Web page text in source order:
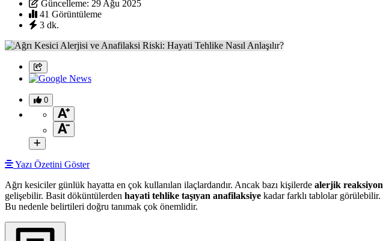
Güncelleme: 29 Ağu 2025
41 Görüntüleme
3 dk.
0
Yazı Özetini Göster
Ağrı kesiciler günlük hayatta en çok kullanılan ilaçlardandır. Ancak bazı kişilerde alerjik reaksiyon
gelişebilir. Basit döküntülerden hayati tehlike taşıyan anafilaksiye kadar farklı tablolar görülebilir.
Bu nedenle belirtileri doğru tanımak çok önemlidir.